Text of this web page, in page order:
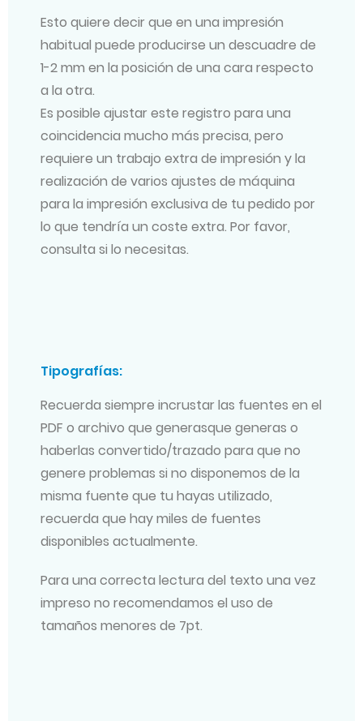
Esto quiere decir que en una impresión
habitual puede producirse un descuadre de
1-2 mm en la posición de una cara respecto
a la otra.
Es posible ajustar este registro para una
coincidencia mucho más precisa, pero
requiere un trabajo extra de impresión y la
realización de varios ajustes de máquina
para la impresión exclusiva de tu pedido por
lo que tendría un coste extra. Por favor,
consulta si lo necesitas.
Tipografías:
Recuerda siempre incrustar las fuentes en el
PDF o archivo que generasque generas o
haberlas convertido/trazado para que no
genere problemas si no disponemos de la
misma fuente que tu hayas utilizado,
recuerda que hay miles de fuentes
disponibles actualmente.
Para una correcta lectura del texto una vez
impreso no recomendamos el uso de
tamaños menores de 7pt.